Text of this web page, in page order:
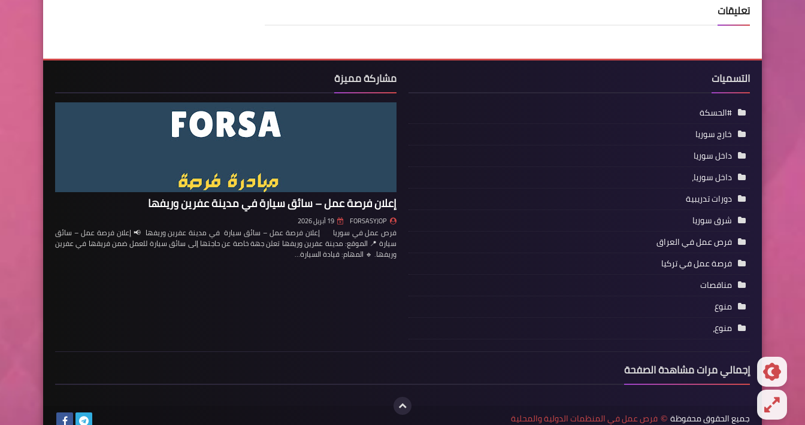
تعليقات
التسميات
#الحسكة
خارج سوريا
داخل سوريا
داخل سوريا،
دورات تدريبية
شرق سوريا
فرص عمل في العراق
فرصة عمل في تركيا
مناقصات
منوع
منوع،
مشاركة مميزة
إعلان فرصة عمل – سائق سيارة في مدينة عفرين وريفها
FORSASYJOP 19 أبريل 2026
فرص عمل في سوريا إعلان فرصة عمل – سائق سيارة في مدينة عفرين وريفها 📢 إعلان فرصة عمل – سائق
سيارة 📍 الموقع: مدينة عفرين وريفها تعلن جهة خاصة عن حاجتها إلى سائق سيارة للعمل ضمن فريقها في عفرين
وريفها. 🔹 المهام: قيادة السيارة…
إجمالي مرات مشاهدة الصفحة
جميع الحقوق محفوظة © فرص عمل في المنظمات الدولية والمحلية